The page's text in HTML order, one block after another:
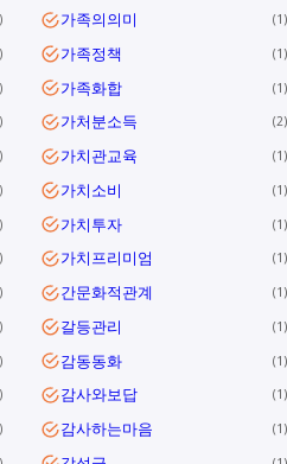
가족의의미 1
가족정책 1
가족화합 1
가처분소득 2
가치관교육 1
가치소비 1
가치투자 1
가치프리미엄 1
간문화적관계 1
갈등관리 1
감동동화 1
감사와보답 1
감사하는마음 1